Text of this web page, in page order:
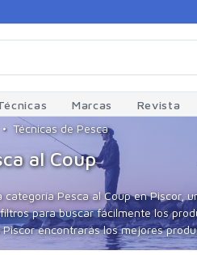
Marcas
Revista
Técnicas de Pesca
al Coup
Pesca al Coup en Piscor,
para buscar fácilmente los
encontrarás los mejores